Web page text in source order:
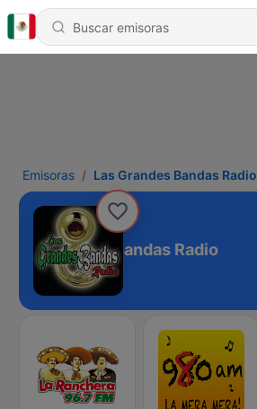
Emisoras Las Grandes Bandas Radio
Las Grandes Bandas Radio